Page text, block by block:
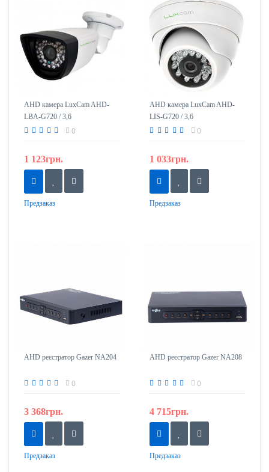
AHD камера LuxCam AHD-
LBA-G720 / 3,6
0
1 123грн.
Предзаказ
AHD камера LuxCam AHD-
LIS-G720 / 3,6
0
1 033грн.
Предзаказ
AHD реєстратор Gazer NA204
0
3 368грн.
Предзаказ
AHD реєстратор Gazer NA208
0
4 715грн.
Предзаказ